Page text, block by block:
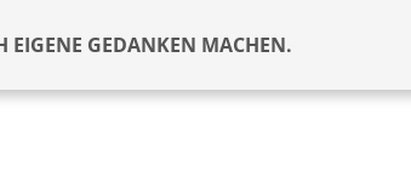
EIGENE GEDANKEN MACHEN.